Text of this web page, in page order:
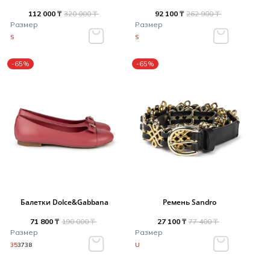
112 000 ₸ 320 000 ₸
Размер
S
92 100 ₸ 262 900 ₸
Размер
S
-65%
Балетки Dolce&Gabbana
71 800 ₸ 190 000 ₸
Размер
353738
-65%
Ремень Sandro
27 100 ₸ 77 400 ₸
Размер
U